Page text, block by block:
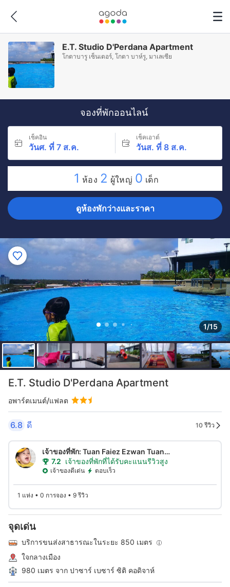
E.T. Studio D'Perdana Apartment
โกตาบารู เซ็นเตอร์, โกตา บาห์รู, มาเลเซีย
จองที่พักออนไลน์
เช็คอิน
วันศ. ที่ 7 ส.ค.
เช็คเอาต์
วันส. ที่ 8 ส.ค.
1 ห้อง 2 ผู้ใหญ่ 0 เด็ก
ดูห้องพักว่างและราคา
1/15
E.T. Studio D'Perdana Apartment
อพาร์ตเมนต์/แฟลต
6.8 ดี 10 รีวิว
เจ้าของที่พัก: Tuan Faiez Ezwan Tuan
Sulaiman
7.2 เจ้าของที่พักที่ได้รับคะแนนรีวิวสูง
เจ้าของดีเด่น ตอบเร็ว
1 แห่ง • 0 การจอง • 9 รีวิว
จุดเด่น
บริการขนส่งสาธารณะในระยะ 850 เมตร
ใจกลางเมือง
980 เมตร จาก ปาซาร์ เบซาร์ ซิติ คอดิจาห์